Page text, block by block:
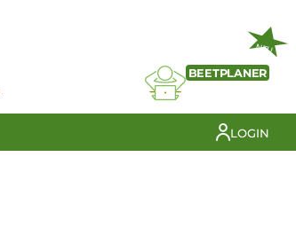
NEU
BEETPLANER
LOGIN